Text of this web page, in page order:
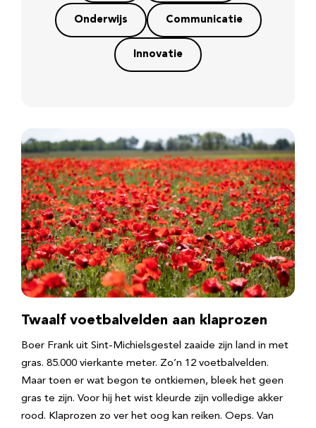
Onderwijs Communicatie
Innovatie
Twaalf voetbalvelden aan klaprozen
Boer Frank uit Sint-Michielsgestel zaaide zijn land in met
gras. 85.000 vierkante meter. Zo’n 12 voetbalvelden.
Maar toen er wat begon te ontkiemen, bleek het geen
gras te zijn. Voor hij het wist kleurde zijn volledige akker
rood. Klaprozen zo ver het oog kan reiken. Oeps. Van